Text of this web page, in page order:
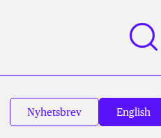
Nyhetsbrev English